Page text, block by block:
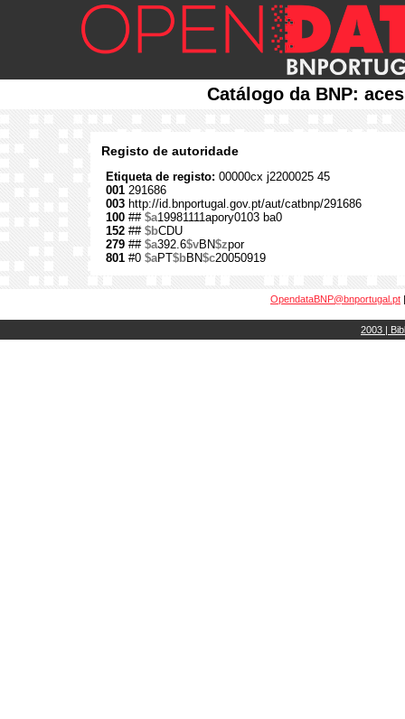
Catálogo da BNP:
Registo de autoridade
Etiqueta de registo: 00000cx j2200025 45
001 291686
003 http://id.bnportugal.gov.pt/aut/catbnp/291686
100 ## $a19981111apory0103 ba0
152 ## $bCDU
279 ## $a392.6$vBN$zpor
801 #0 $aPT$bBN$c20050919
OpendataBNP@bnportugal.pt
2003 |